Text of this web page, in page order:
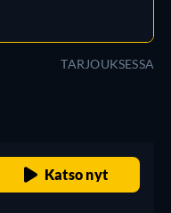
TARJOUKSESSA
Katso nyt